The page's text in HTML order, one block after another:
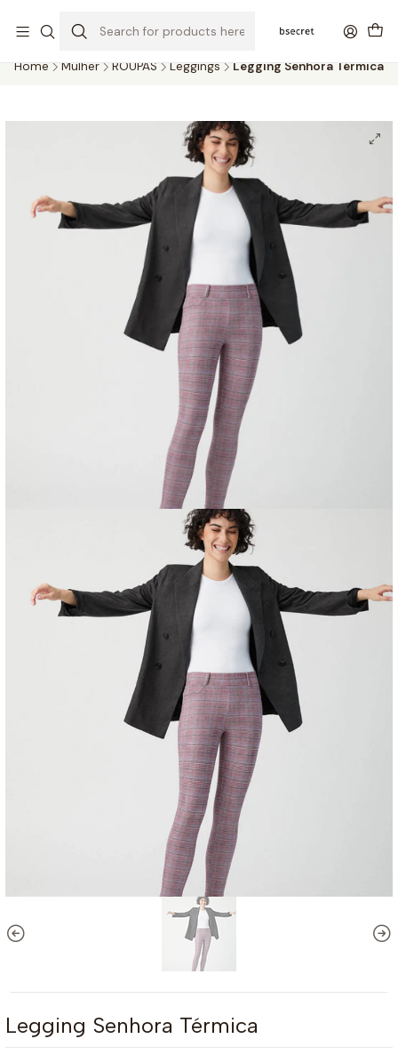
A 5 DIAS
Home Mulher ROUPAS Leggings Legging Senhora Térmica
Legging Senhora Térmica